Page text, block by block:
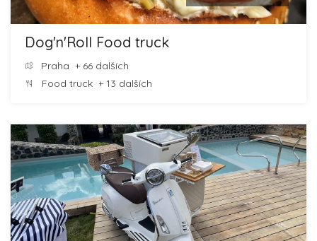
Dog'n'Roll Food truck
Praha + 66 dalších
Food truck + 13 dalších